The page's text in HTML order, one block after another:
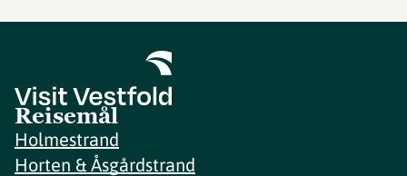
Reisemål
Holmestrand
Horten & Åsgårdstrand